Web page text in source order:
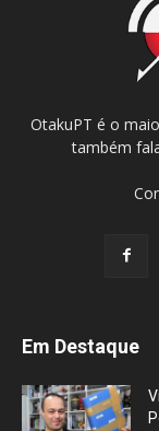
OtakuPT é o
também
Em Destaque